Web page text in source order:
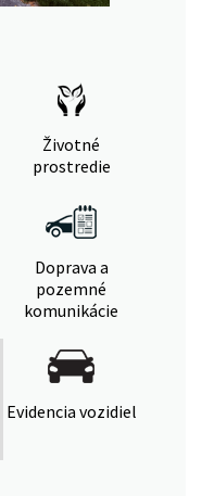
Životné
prostredie
Doprava a
pozemné
komunikácie
Evidencia vozidiel